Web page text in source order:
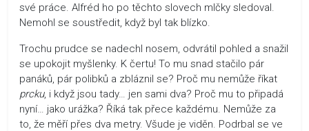
své práce. Alfréd ho po těchto slovech mlčky sledoval.
Nemohl se soustředit, když byl tak blízko.
Trochu prudce se nadechl nosem, odvrátil pohled a snažil
se upokojit myšlenky. K čertu! To mu snad stačilo pár
panáků, pár polibků a zbláznil se? Proč mu nemůže říkat
prcku, i když jsou tady… jen sami dva? Proč mu to připadá
nyní… jako urážka? Říká tak přece každému. Nemůže za
to, že měří přes dva metry. Všude je viděn. Podrbal se ve